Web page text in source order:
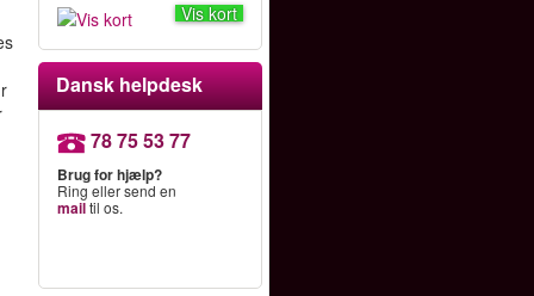
Vis kort
Dansk helpdesk
78 75 53 77
Brug for hjælp?
Ring eller send en
mailtil os.